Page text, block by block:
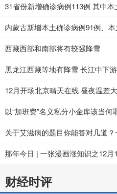
31省份新增确诊病例113例 其中本
内蒙古新增本土确诊病例91例、
西藏西部和南部将有较强降雪
黑龙江西藏等地有降雪 长江中下
12月开场北京晴天在线 昼夜温差
以“加班费”名义私分小金库该当何
关于艾滋病的题目你能答对几道
那年今日 | 一张漫画涨知识之12月
财经时评